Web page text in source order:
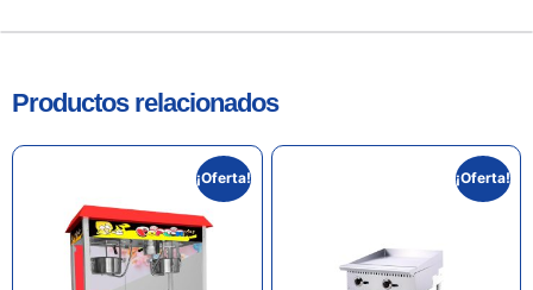
Productos relacionados
¡Oferta! ¡Oferta!